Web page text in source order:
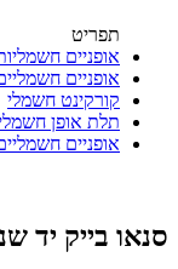
תפריט
אופניים
אופניים
קורקינט חשמלי
תלת אופן
אופניים חשמליים
סנאו בייק יד